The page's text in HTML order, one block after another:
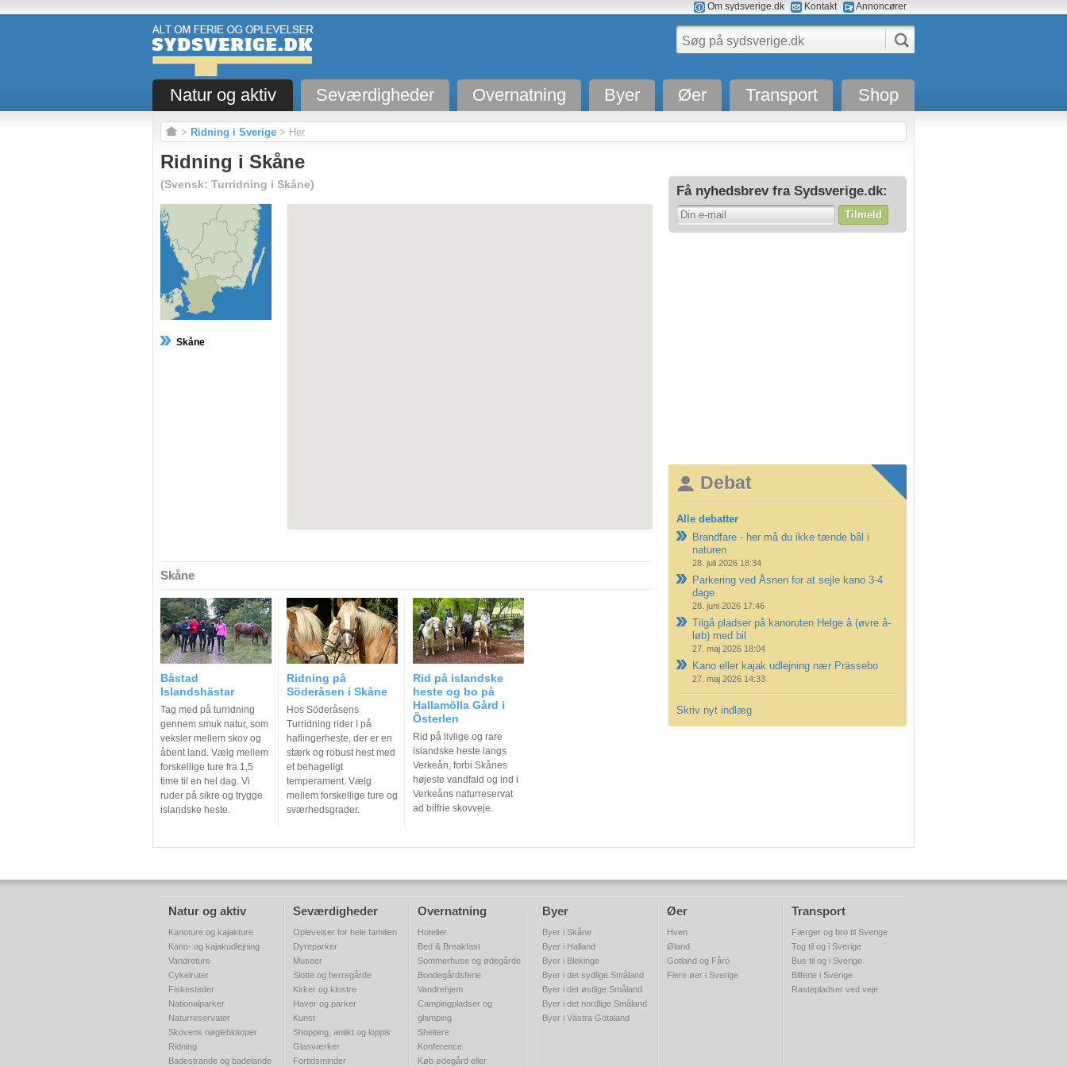
Om sydsverige.dk Kontakt Annoncører
Natur og aktiv Seværdigheder Overnatning Byer Øer Transport Shop
> Ridning i Sverige > Her
Ridning i Skåne
(Svensk: Turridning i Skåne)
Skåne
Skåne
Båstad
Islandshästar
Tag med på turridning
gennem smuk natur, som
veksler mellem skov og
åbent land. Vælg mellem
forskellige ture fra 1,5
time til en hel dag. Vi
ruder på sikre og trygge
islandske heste.
Ridning på
Söderåsen i Skåne
Hos Söderåsens
Turridning rider I på
haflingerheste, der er en
stærk og robust hest med
et behageligt
temperament. Vælg
mellem forskellige ture og
sværhedsgrader.
Rid på islandske
heste og bo på
Hallamölla Gård i
Österlen
Rid på livlige og rare
islandske heste langs
Verkeån, forbi Skånes
højeste vandfald og ind i
Verkeåns naturreservat
ad bilfrie skovveje.
Få nyhedsbrev fra Sydsverige.dk:
Tilmeld
Debat
Alle debatter
Brandfare - her må du ikke tænde bål i
naturen
28. juli 2026 18:34
Parkering ved Åsnen for at sejle kano 3-4
dage
28. juni 2026 17:46
Tilgå pladser på kanoruten Helge å (øvre å-
løb) med bil
27. maj 2026 18:04
Kano eller kajak udlejning nær Prässebo
27. maj 2026 14:33
Skriv nyt indlæg
Natur og aktiv
Kanoture og kajakture
Kano- og kajakudlejning
Vandreture
Cykelruter
Fiskesteder
Nationalparker
Naturreservater
Skovens nøglebiotoper
Ridning
Badestrande og badelande
Seværdigheder
Oplevelser for hele familien
Dyreparker
Museer
Slotte og herregårde
Kirker og klostre
Haver og parker
Kunst
Shopping, antikt og loppis
Glasværker
Fortidsminder
Overnatning
Hoteller
Bed & Breakfast
Sommerhuse og ødegårde
Bondegårdsferie
Vandrehjem
Campingpladser og
glamping
Sheltere
Konference
Køb ødegård eller
Byer
Byer i Skåne
Byer i Halland
Byer i Blekinge
Byer i det sydlige Småland
Byer i det østlige Småland
Byer i det nordlige Småland
Byer i Västra Götaland
Øer
Hven
Øland
Gotland og Fårö
Flere øer i Sverige
Transport
Færger og bro til Sverige
Tog til og i Sverige
Bus til og i Sverige
Bilferie i Sverige
Rastepladser ved veje